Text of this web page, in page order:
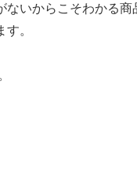
いからこそわかる
。